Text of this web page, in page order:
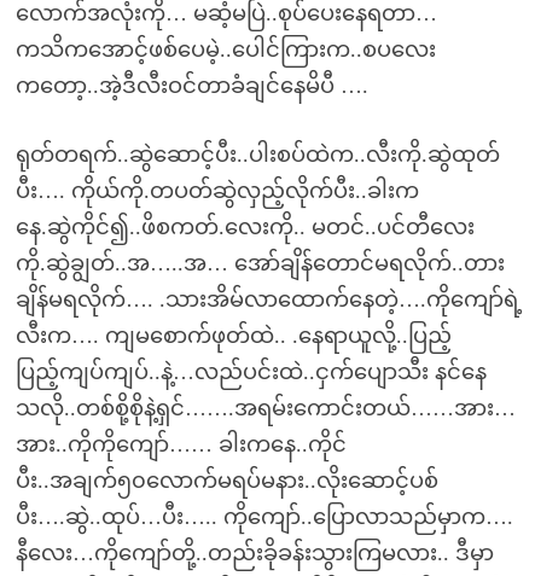
လောက်အလုံးကို… မဆံ့မပြဲ..စုပ်ပေးနေရတာ…
ကသိကအောင့်ဖစ်ပေမဲ့..ပေါင်ကြားက..စပလေး
ကတော့..အဲ့ဒီလီးဝင်တာခံချင်နေမိပီ ….
ရုတ်တရက်..ဆွဲဆောင့်ပီး..ပါးစပ်ထဲက..လီးကို.ဆွဲထုတ်
ပီး…. ကိုယ်ကို.တပတ်ဆွဲလှည့်လိုက်ပီး..ခါးက
နေ.ဆွဲကိုင်၍..ဖိစကတ်.လေးကို.. မတင်..ပင်တီလေး
ကို.ဆွဲချွတ်..အ…..အ… အော်ချိန်တောင်မရလိုက်..တား
ချိန်မရလိုက်…. .သားအိမ်လာထောက်နေတဲ့….ကိုကျော်ရဲ့
လီးက…. ကျမစောက်ဖုတ်ထဲ.. .နေရာယူလို့..ပြည့်
ပြည့်ကျပ်ကျပ်..နဲ့…လည်ပင်းထဲ..ငှက်ပျောသီး နင်နေ
သလို..တစ်စို့စိုနဲ့ရှင်…….အရမ်းကောင်းတယ်……အား…
အား..ကိုကိုကျော်…… ခါးကနေ..ကိုင်
ပီး..အချက်၅၀လောက်မရပ်မနား..လိုးဆောင့်ပစ်
ပီး….ဆွဲ..ထုပ်…ပီး….. ကိုကျော်..ပြောလာသည်မှာက….
နီလေး…ကိုကျော်တို့..တည်းခိုခန်းသွားကြမလား.. ဒီမှာ